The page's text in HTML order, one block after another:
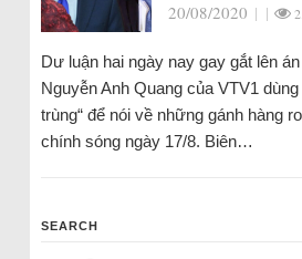
20/08/2020 | |
Dư luận hai ngày nay gay gắt lên
Nguyễn Anh Quang của VTV1
trùng“ để nói về những gánh hàng
chính sóng ngày 17/8. Biên…
SEARCH